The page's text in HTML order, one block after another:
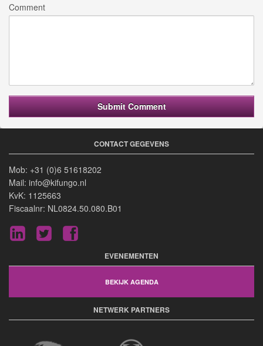
Comment
CONTACT GEGEVENS
Mob: +31 (0)6 51618202
Mail: info@kifungo.nl
KvK: 1125663
Fiscaalnr: NL0824.50.080.B01
LinkedIn Twitter
EVENEMENTEN
BEKIJK AGENDA
NETWERK PARTNERS